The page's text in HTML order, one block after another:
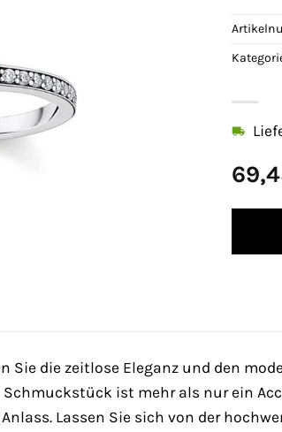
Sie die zeitlose Eleganz und den
ist mehr als nur ein
Lassen Sie sich von der